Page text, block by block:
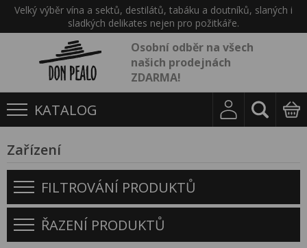
Velký výběr vína a sektů, destilátů, tabáku a doutníků, slaných i
sladkých delikates nejen pro požitkáře.
Osobní odběr na všech
našich prodejnách
ZDARMA!
KATALOG
Zařízení
FILTROVÁNÍ PRODUKTŮ
ŘAZENÍ PRODUKTŮ